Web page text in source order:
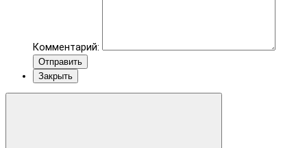
Комментарий:
Отправить
Закрыть